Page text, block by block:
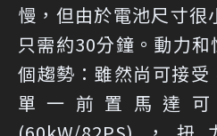
慢，但由於電池尺寸
只需約30分鐘。動力
個趨勢：雖然尚可接受
單一前置馬達